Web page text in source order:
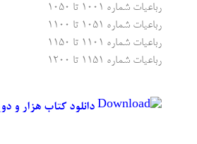
رباعیات شماره ۱۰۰۱ تا ۱۰۵۰
رباعیات شماره ۱۰۵۱ تا ۱۱۰۰
رباعیات شماره ۱۱۰۱ تا ۱۱۵۰
رباعیات شماره ۱۱۵۱ تا ۱۲۰۰
دانلود کتاب هزار و